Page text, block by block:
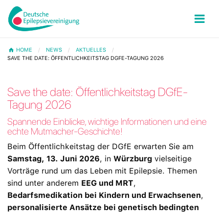
HOME NEWS
AKTUELLES
SAVE THE DATE: ÖFFENTLICHKEITSTAG DGFE-TAGUNG 2026
Save the date: Öffentlichkeitstag DGfE-
Tagung 2026
Spannende Einblicke, wichtige Informationen und eine
echte Mutmacher-Geschichte!
Beim Öffentlichkeitstag der DGfE erwarten Sie am
Samstag, 13. Juni 2026, in Würzburg vielseitige
Vorträge rund um das Leben mit Epilepsie. Themen
sind unter anderem EEG und MRT,
Bedarfsmedikation bei Kindern und Erwachsenen,
personalisierte Ansätze bei genetisch bedingten